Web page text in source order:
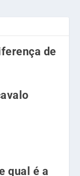
de
qual é a